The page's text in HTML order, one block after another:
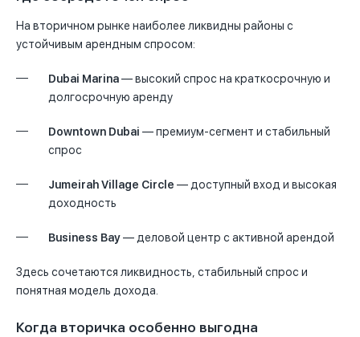
На вторичном рынке наиболее ликвидны районы с
устойчивым арендным спросом:
Dubai Marina— высокий спрос на краткосрочную и
долгосрочную аренду
Downtown Dubai — премиум-сегмент и стабильный
спрос
Jumeirah Village Circle — доступный вход и высокая
доходность
Business Bay— деловой центр с активной арендой
Здесь сочетаются ликвидность, стабильный спрос и
понятная модель дохода.
Когда вторичка особенно выгодна